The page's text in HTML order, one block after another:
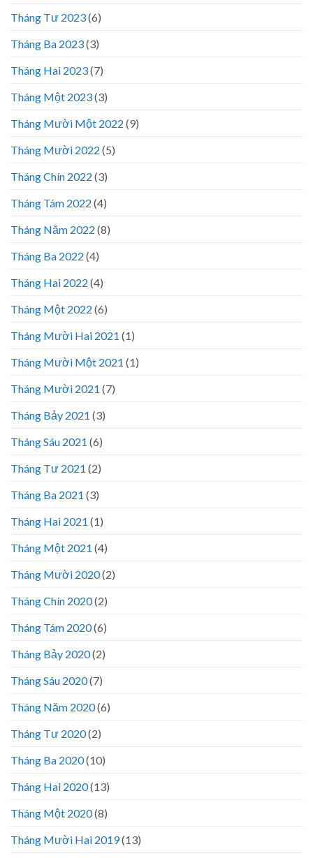
Tháng Tư 2023(6)
Tháng Ba 2023(3)
Tháng Hai 2023(7)
Tháng Một 2023(3)
Tháng Mười Một 2022 (9)
Tháng Mười 2022 (5)
Tháng Chín 2022 (3)
Tháng Tám 2022 (4)
Tháng Năm 2022 (8)
Tháng Ba 2022 (4)
Tháng Hai 2022 (4)
Tháng Một 2022 (6)
Tháng Mười Hai 2021 (1)
Tháng Mười Một 2021 (1)
Tháng Mười 2021 (7)
Tháng Bảy 2021 (3)
Tháng Sáu 2021 (6)
Tháng Tư 2021 (2)
Tháng Ba 2021 (3)
Tháng Hai 2021 (1)
Tháng Một 2021 (4)
Tháng Mười 2020(2)
Tháng Chín 2020(2)
Tháng Tám 2020(6)
Tháng Bảy 2020(2)
Tháng Sáu 2020(7)
Tháng Năm 2020(6)
Tháng Tư 2020(2)
Tháng Ba 2020(10)
Tháng Hai 2020(13)
Tháng Một 2020(8)
Tháng Mười Hai 2019(13)